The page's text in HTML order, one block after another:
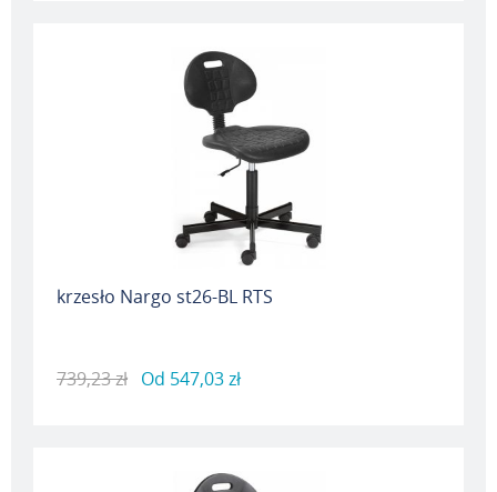
krzesło Nargo st26-BL RTS
739,23 zł Od 547,03 zł